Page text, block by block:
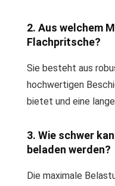
2. Aus welchem
Flachpritsche?
Sie besteht aus
hochwertigen
bietet und eine
3. Wie schwer
beladen werden?
Die maximale